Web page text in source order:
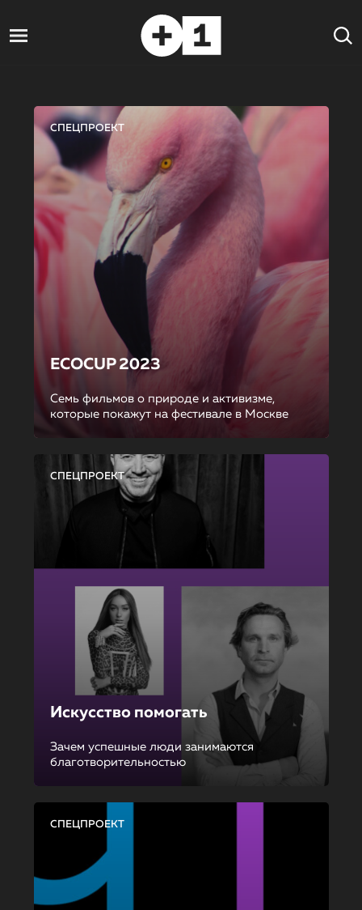
СПЕЦПРОЕКТ
ECOCUP 2023
Семь фильмов о природе и активизме,
которые покажут на фестивале в Москве
СПЕЦПРОЕКТ
Искусство помогать
Зачем успешные люди занимаются
благотворительностью
СПЕЦПРОЕКТ